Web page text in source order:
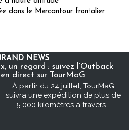
dans le Mercantour frontalier
NEWS
un regard : suivez l’Outback
direct sur TourMaG
À partir du 24 juillet, TourMaG
suivra une expédition de plus de
5 000 kilomètres à travers...